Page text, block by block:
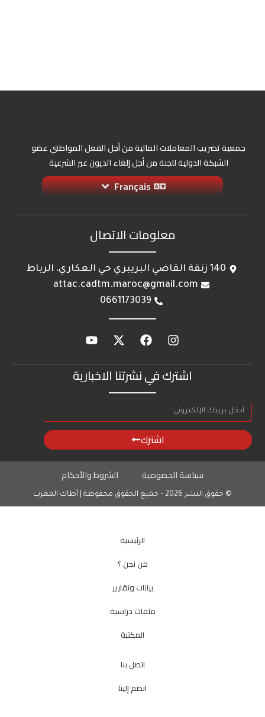
اشترك في نشرتنا الاخبارية
اشترك
معلومات الاتصال
140 زنقة القاضي البريبري حي العكاري، الرباط
attac.cadtm.maroc@gmail.com
0661173039
جمعية تضريب المعاملات المالية من أجل الفعل المواطني عضو
الشبكة الدولية للجنة من أجل إلغاء الديون غير الشرعية
Français
© حقوق النشر 2026 – جميع الحقوق محفوظة | أطاك المغرب
سياسة الخصوصية الشروط والأحكام
الرئيسية
من نحن ؟
بيانات وتقارير
ملفات دراسية
المكتبة
اتصل بنا
انضم إلينا